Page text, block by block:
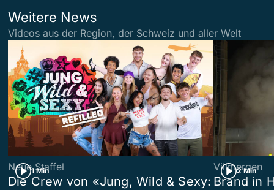
Weitere News
Videos aus der Region, der Schweiz und aller Welt
1 Min
Neue Staffel
Die Crew von «Jung, Wild & Sexy:
2 Min
Villmergen
Brand in